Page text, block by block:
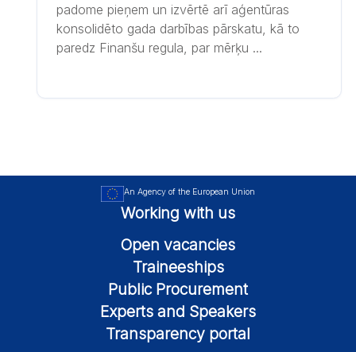
padome pieņem un izvērtē arī aģentūras
konsolidēto gada darbības pārskatu, kā to
paredz Finanšu regula, par mērķu ...
An Agency of the European Union
Working with us
Open vacancies
Traineeships
Public Procurement
Experts and Speakers
Transparency portal